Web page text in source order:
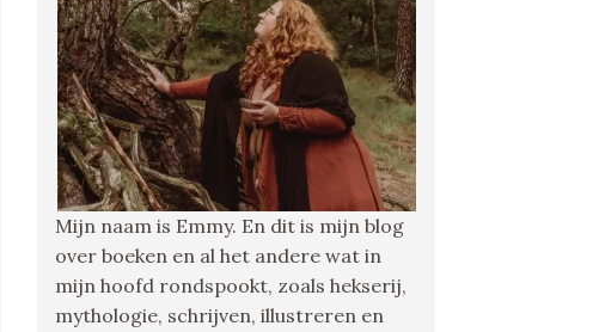
Mijn naam is Emmy. En dit is mijn blog
over boeken en al het andere wat in
mijn hoofd rondspookt, zoals hekserij,
mythologie, schrijven, illustreren en